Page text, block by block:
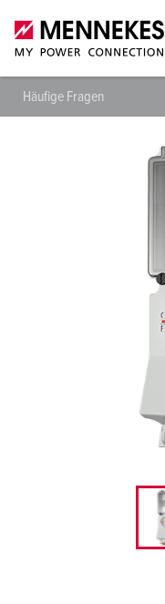
Häufige Fragen